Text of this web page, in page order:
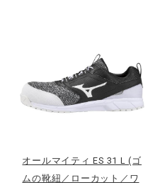
サポート
直営店一覧
取扱店一覧
オールマイティ ES 31 L (ゴ
ムの靴紐／ローカット／ワ